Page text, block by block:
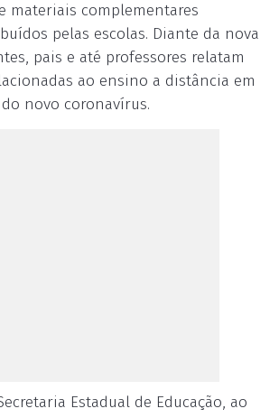
e materiais complementares
pelas escolas. Diante da nova
pais e até professores relatam
ao ensino a distância em
novo coronavírus.
Estadual de Educação, ao